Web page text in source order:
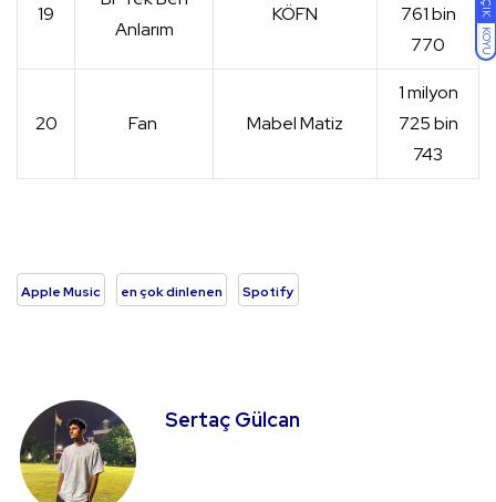
KOYU
19
Anlarım
KÖFN
761 bin
770
20 Fan Mabel Matiz
1 milyon
725 bin
743
Apple Music en çok dinlenen Spotify
Sertaç Gülcan